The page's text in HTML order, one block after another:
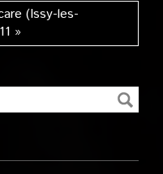
(Issy-les-
»